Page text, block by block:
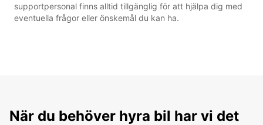
supportpersonal finns alltid tillgänglig för att hjälpa dig med
eventuella frågor eller önskemål du kan ha.
När du behöver hyra bil har vi det